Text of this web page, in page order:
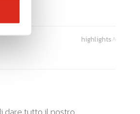
highlights